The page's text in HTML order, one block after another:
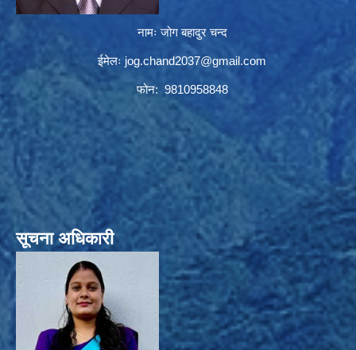
नामः जोग बहादुर चन्द
ईमेलः jog.chand2037@gmail.com
फोन: 9810958848
सूचना अधिकारी